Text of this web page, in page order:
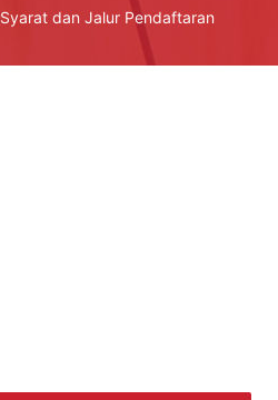
Syarat dan Jalur Pendaftaran